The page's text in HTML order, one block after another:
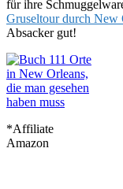
für ihre
Gruseltour durch New
Absacker gut!
*Affiliate
Amazon